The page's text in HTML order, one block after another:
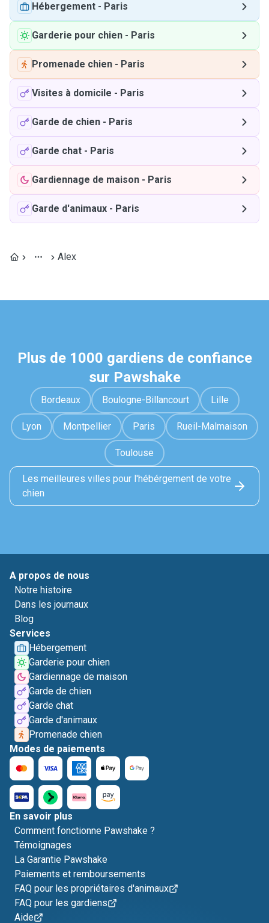
Hébergement - Paris
Garderie pour chien - Paris
Promenade chien - Paris
Visites à domicile - Paris
Garde de chien - Paris
Garde chat - Paris
Gardiennage de maison - Paris
Garde d'animaux - Paris
Alex
Plus de 1000 gardiens de confiance
sur Pawshake
Bordeaux Boulogne-Billancourt Lille
Lyon Montpellier Paris Rueil-Malmaison
Toulouse
Les meilleures villes pour l'hébérgement de votre
chien
A propos de nous
Notre histoire
Dans les journaux
Blog
Services
Hébergement
Garderie pour chien
Gardiennage de maison
Garde de chien
Garde chat
Garde d'animaux
Promenade chien
Modes de paiements
En savoir plus
Comment fonctionne Pawshake ?
Témoignages
La Garantie Pawshake
Paiements et remboursements
FAQ pour les propriétaires d'animaux
FAQ pour les gardiens
Aide